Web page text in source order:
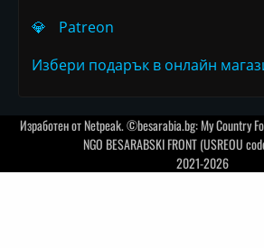
💎
Patreon
Избери подарък в онлайн
Изработен отNetpeak. ©besarabia.bg: My Country
NGO BESARABSKI FRONT (USREOU
2021-2026